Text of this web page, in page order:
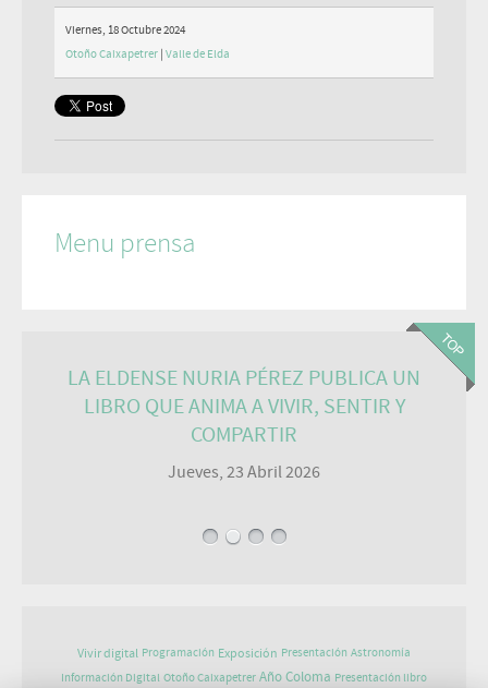
Viernes, 18 Octubre 2024
Otoño Caixapetrer | Valle de Elda
Menu prensa
LA ELDENSE NURIA PÉREZ PUBLICA UN
LIBRO QUE ANIMA A VIVIR, SENTIR Y
COMPARTIR
Jueves, 23 Abril 2026
Vivir digital Programación Exposición Presentación Astronomía
Información Digital Otoño Caixapetrer Año Coloma Presentación libro